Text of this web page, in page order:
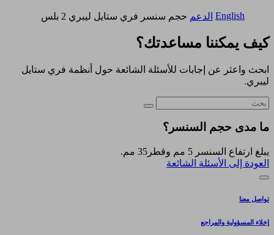
English الدعم حجم سنسر فري ستايل ليبري 2 بلس
كيف يمكننا مساعدتك؟
ابحث واعثر عن إجابات للأسئلة الشائعة حول أنظمة فري ستايل
ليبري.
ما مدى حجم السنسر؟
يبلغ ارتفاع السنسر 5 مم وقطر35 مم.
العودة إلى الأسئلة الشائعة
تواصل معنا
إخلاء المسؤولية والمراجع